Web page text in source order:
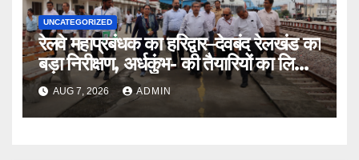
UNCATEGORIZED
रेलवे महाप्रबंधक का हरिद्वार–देवबंद रेलखंड का
बड़ा निरीक्षण, अर्धकुंभ- की तैयारियों का लिया
जायजा
AUG 7, 2026 ADMIN